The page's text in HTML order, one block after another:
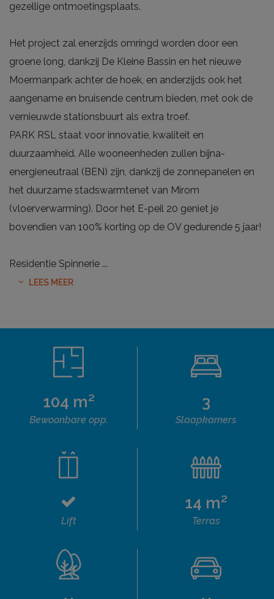
gezellige ontmoetingsplaats.
Het project zal enerzijds omringd worden door een
groene long, dankzij De Kleine Bassin en het nieuwe
Moermanpark achter de hoek, en anderzijds ook het
aangename en bruisende centrum bieden, met ook de
vernieuwde stationsbuurt als extra troef.
PARK RSL staat voor innovatie, kwaliteit en
duurzaamheid. Alle wooneenheden zullen bijna-
energieneutraal (BEN) zijn, dankzij de zonnepanelen en
het duurzame stadswarmtenet van Mirom
(vloerverwarming). Door het E-peil 20 geniet je
bovendien van 100% korting op de OV gedurende 5 jaar!
Residentie Spinnerie ...
LEES MEER
104 m²
Bewoonbare opp.
3
Slaapkamers
Lift
14 m²
Terras